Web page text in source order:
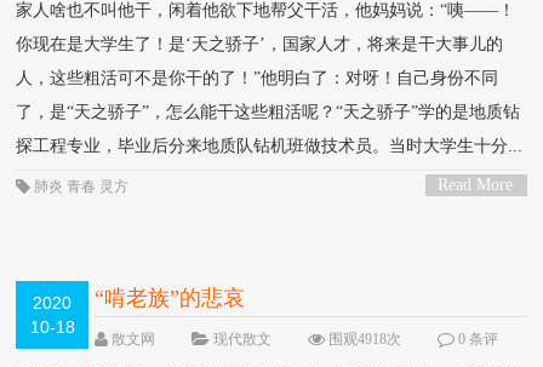
家人啥也不叫他干，闲着他欲下地帮父干活，他妈妈说：“咦——！
你现在是大学生了！是‘天之骄子’，国家人才，将来是干大事儿的
人，这些粗活可不是你干的了！”他明白了：对呀！自己身份不同
了，是“天之骄子”，怎么能干这些粗活呢？“天之骄子”学的是地质钻
探工程专业，毕业后分来地质队钻机班做技术员。当时大学生十分...
Read More
肺炎 青春 灵方
2020
10-18
“啃老族”的悲哀
散文网 现代散文 围观4918次
0 条评